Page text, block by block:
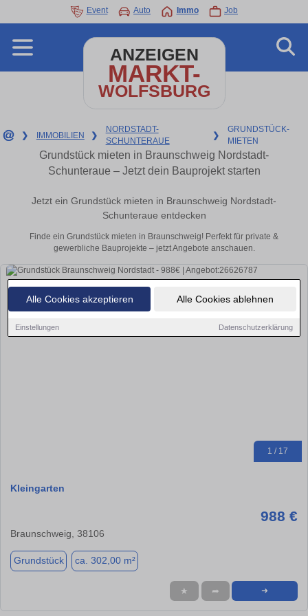
Alle Cookies akzeptieren Alle Cookies ablehnen
Einstellungen Datenschutzerklärung
Event Auto Immo Job
ANZEIGEN
MARKT-
WOLFSBURG
❯ IMMOBILIEN ❯
NORDSTADT-
SCHUNTERAUE
❯
GRUNDSTÜCK-
MIETEN
Grundstück mieten in Braunschweig Nordstadt-
Schunteraue – Jetzt dein Bauprojekt starten
Jetzt ein Grundstück mieten in Braunschweig Nordstadt-
Schunteraue entdecken
Finde ein Grundstück mieten in Braunschweig! Perfekt für private &
gewerbliche Bauprojekte – jetzt Angebote anschauen.
1 / 17
Kleingarten
988 €
Braunschweig, 38106
Grundstück ca. 302,00 m²
★ ➦ ➜